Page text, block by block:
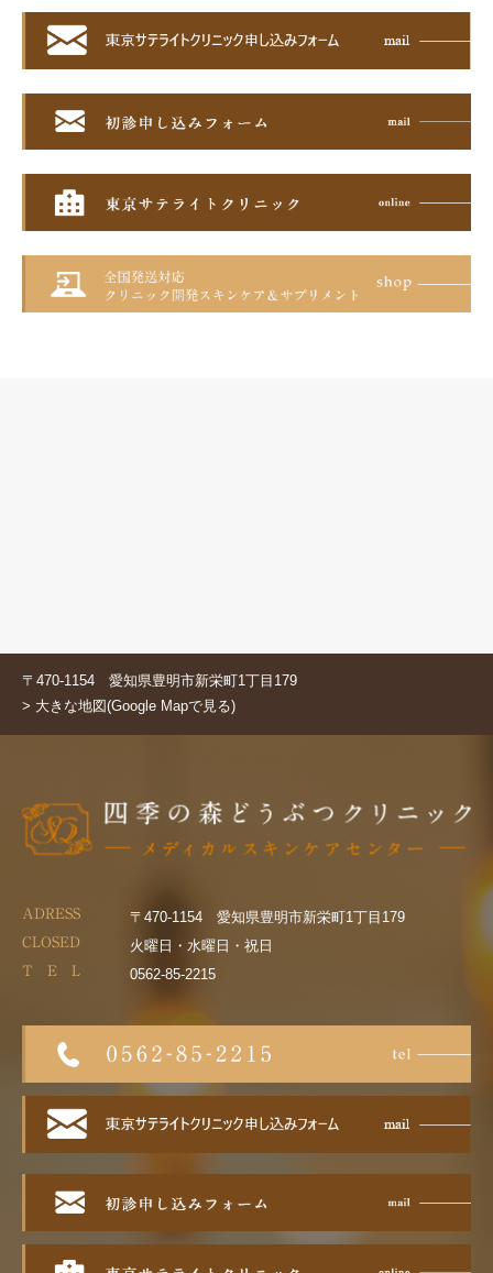
〒470-1154 愛知県豊明市新栄町1丁目179
> 大きな地図(Google Mapで見る)
ADRESS 〒470-1154 愛知県豊明市新栄町1丁目179
CLOSED 火曜日・水曜日・祝日
T E L 0562-85-2215